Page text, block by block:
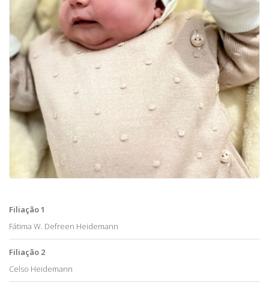
Filiação 1
Fátima W. Defreen Heidemann
Filiação 2
Celso Heidemann